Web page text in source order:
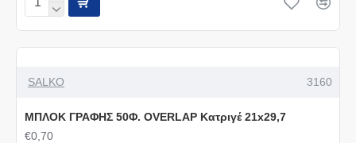
SALKO 3160
ΜΠΛΟΚ ΓΡΑΦΗΣ 50Φ. OVERLAP Κατριγέ 21x29,7
€0,70